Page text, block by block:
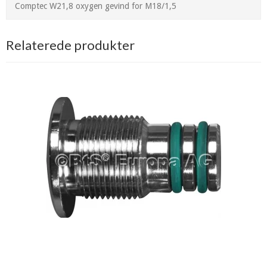
Comptec W21,8 oxygen gevind for M18/1,5
Relaterede produkter